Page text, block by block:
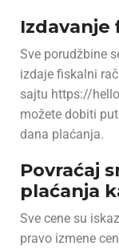
Izdavanje
Sve porudžbine
izdaje fiskalni
sajtu https://
možete dobiti
dana plaćanja.
Povraćaj
plaćanja
Sve cene su
pravo izmene